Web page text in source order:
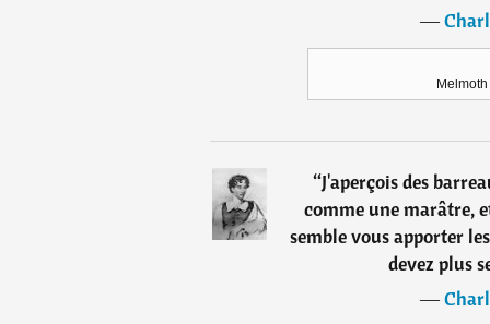
―
“J'aperçois des
comme une marâtre,
semble vous apporter
devez plus
―